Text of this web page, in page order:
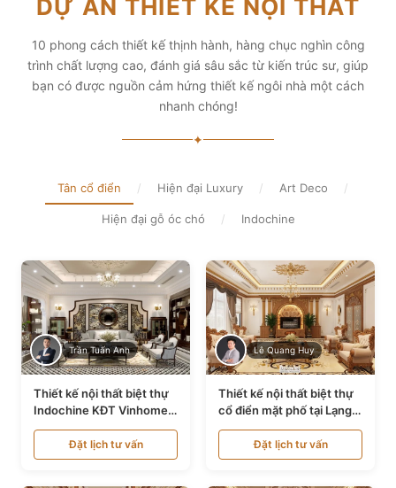
diện tích và thẩm mỹ
Xem chi tiết
DỰ ÁN THIẾT KẾ NỘI THẤT
10 phong cách thiết kế thịnh hành, hàng chục nghìn công
trình chất lượng cao, đánh giá sâu sắc từ kiến trúc sư, giúp
bạn có được nguồn cảm hứng thiết kế ngôi nhà một cách
nhanh chóng!
✦
Tân cổ điển / Hiện đại Luxury / Art Deco /
Hiện đại gỗ óc chó / Indochine
Trần Tuấn Anh
Thiết kế nội thất biệt thự
Indochine KĐT Vinhomes
Ocean Park NT24600
Đặt lịch tư vấn
Lê Quang Huy
Thiết kế nội thất biệt thự
cổ điển mặt phố tại Lạng
Sơn NT24534
Đặt lịch tư vấn